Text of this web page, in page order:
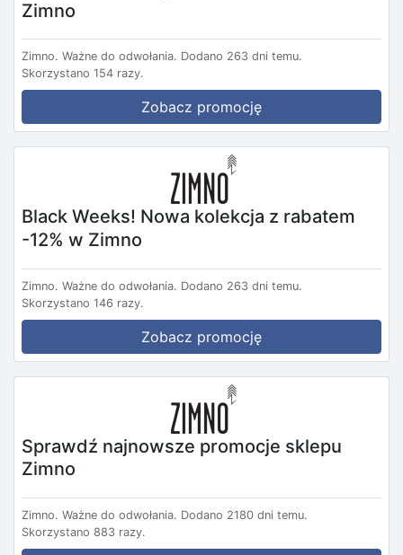
Zimno
Zimno. Ważne do odwołania. Dodano 263 dni temu.
Skorzystano 154 razy.
Zobacz promocję
Black Weeks! Nowa kolekcja z rabatem
-12% w Zimno
Zimno. Ważne do odwołania. Dodano 263 dni temu.
Skorzystano 146 razy.
Zobacz promocję
Sprawdź najnowsze promocje sklepu
Zimno
Zimno. Ważne do odwołania. Dodano 2180 dni temu.
Skorzystano 883 razy.